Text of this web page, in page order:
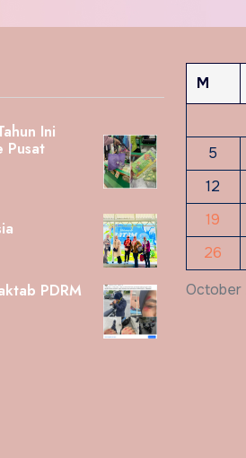
Ini
Pusat
PDRM
October
M
5
12
19
26